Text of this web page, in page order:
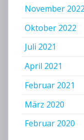
November 2022
Oktober 2022
Juli 2021
April 2021
Februar 2021
März 2020
Februar 2020